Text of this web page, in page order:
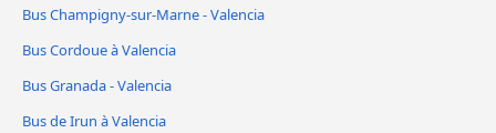
Bus Champigny-sur-Marne - Valencia
Bus Cordoue à Valencia
Bus Granada - Valencia
Bus de Irun à Valencia